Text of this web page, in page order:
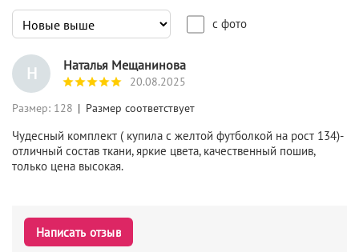
с фото
Н
А
Т
А
Л
М
Е
Наталья Мещанинова
20.08.2025
Размер: 128 | Размер соответствует
Чудесный комплект ( купила с желтой футболкой на рост 134)-
отличный состав ткани, яркие цвета, качественный пошив,
только цена высокая.
Написать отзыв